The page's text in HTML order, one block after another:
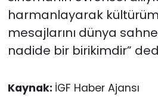
harmanlayarak
mesajlarını dünya
nadide bir birikimdir”
Kaynak: İGF Haber Ajansı